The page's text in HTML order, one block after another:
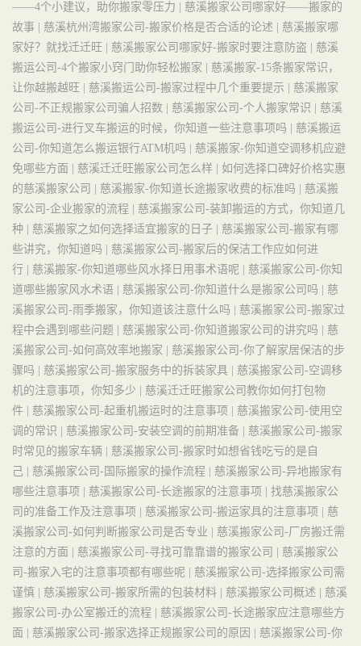
——4个小建议，助你搬家零压力 | 慈溪搬家公司哪家好——搬家的
故事 | 慈溪杭州湾搬家公司-搬家价格是否合适的论述 | 慈溪搬家哪
家好？就找迁迁旺 | 慈溪搬家公司哪家好-搬家时要注意防盗 | 慈溪
搬运公司-4个搬家小窍门助你轻松搬家 | 慈溪搬家-15条搬家常识，
让你越搬越旺 | 慈溪搬运公司-搬家过程中几个重要提示 | 慈溪搬家
公司-不正规搬家公司骗人招数 | 慈溪搬家公司-个人搬家常识 | 慈溪
搬运公司-进行叉车搬运的时候，你知道一些注意事项吗 | 慈溪搬运
公司-你知道怎么搬运银行ATM机吗 | 慈溪搬家-你知道空调移机应避
免哪些方面 | 慈溪迁迁旺搬家公司怎么样 | 如何选择口碑好价格实惠
的慈溪搬家公司 | 慈溪搬家-你知道长途搬家收费的标准吗 | 慈溪搬
家公司-企业搬家的流程 | 慈溪搬家公司-装卸搬运的方式，你知道几
种 | 慈溪搬家之如何选择适宜搬家的日子 | 慈溪搬家公司-搬家有哪
些讲究，你知道吗 | 慈溪搬家公司-搬家后的保洁工作应如何进
行 | 慈溪搬家-你知道哪些风水择日用事术语呢 | 慈溪搬家公司-你知
道哪些搬家风水术语 | 慈溪搬家公司-你知道什么是搬家公司吗 | 慈
溪搬家公司-雨季搬家，你知道该注意什么吗 | 慈溪搬家公司-搬家过
程中会遇到哪些问题 | 慈溪搬家公司-你知道搬家公司的讲究吗 | 慈
溪搬家公司-如何高效率地搬家 | 慈溪搬家公司-你了解家居保洁的步
骤吗 | 慈溪搬家公司-搬家服务中的拆装家具 | 慈溪搬家公司-空调移
机的注意事项，你知多少 | 慈溪迁迁旺搬家公司教你如何打包物
件 | 慈溪搬家公司-起重机搬运时的注意事项 | 慈溪搬家公司-使用空
调的常识 | 慈溪搬家公司-安装空调的前期准备 | 慈溪搬家公司-搬家
时常见的搬家车辆 | 慈溪搬家公司-搬家时如想省钱吃亏的是自
己 | 慈溪搬家公司-国际搬家的操作流程 | 慈溪搬家公司-异地搬家有
哪些注意事项 | 慈溪搬家公司-长途搬家的注意事项 | 找慈溪搬家公
司的准备工作及注意事项 | 慈溪搬家公司-搬运家具的注意事项 | 慈
溪搬家公司-如何判断搬家公司是否专业 | 慈溪搬家公司-厂房搬迁需
注意的方面 | 慈溪搬家公司-寻找可靠靠谱的搬家公司 | 慈溪搬家公
司-搬家入宅的注意事项都有哪些呢 | 慈溪搬家公司-选择搬家公司需
谨慎 | 慈溪搬家公司-搬家所需的包装材料 | 慈溪搬家公司概述 | 慈溪
搬家公司-办公室搬迁的流程 | 慈溪搬家公司-长途搬家应注意哪些方
面 | 慈溪搬家公司-搬家选择正规搬家公司的原因 | 慈溪搬家公司-你